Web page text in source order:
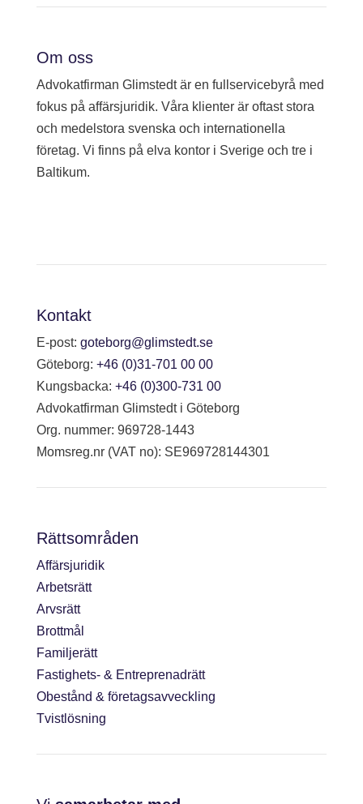
Om oss
Advokatfirman Glimstedt är en fullservicebyrå med
fokus på affärsjuridik. Våra klienter är oftast stora
och medelstora svenska och internationella
företag. Vi finns på elva kontor i Sverige och tre i
Baltikum.
Kontakt
E-post: goteborg@glimstedt.se
Göteborg: +46 (0)31-701 00 00
Kungsbacka: +46 (0)300-731 00
Advokatfirman Glimstedt i Göteborg
Org. nummer: 969728-1443
Momsreg.nr (VAT no): SE969728144301
Rättsområden
Affärsjuridik
Arbetsrätt
Arvsrätt
Brottmål
Familjerätt
Fastighets- & Entreprenadrätt
Obestånd & företagsavveckling
Tvistlösning